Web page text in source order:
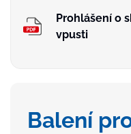
Prohlášení o
vpusti
Balení